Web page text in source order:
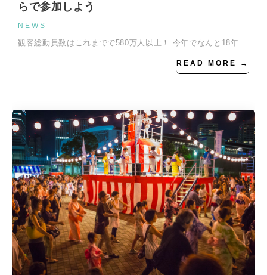
らで参加しよう
NEWS
観客総動員数はこれまでで580万人以上！ 今年でなんと18年…
READ MORE →